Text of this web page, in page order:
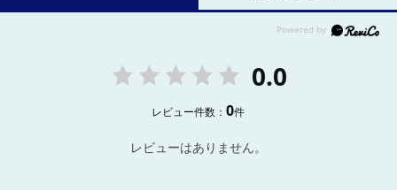
0.0
レビュー件数：0件
レビューはありません。